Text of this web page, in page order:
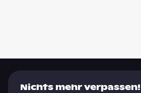
Nichts mehr verpassen!